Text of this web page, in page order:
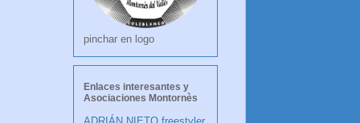
pinchar en logo
Enlaces interesantes y
Asociaciones Montornès
ADRIÁN NIETO freestyler